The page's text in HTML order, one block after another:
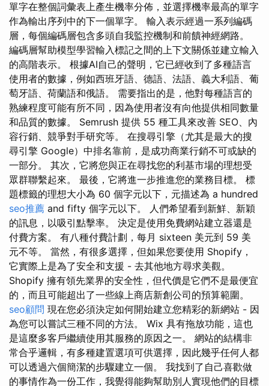
單字在整個詞彙表上產生機率分佈，並選擇機率最高的單字
作為輸出序列中的下一個單字。 輸入表示經過一系列編碼
層，每個編碼層包含多頭自我監控機制和前饋神經網路。
編碼層幫助模型學習輸入標記之間的上下文關係並建立輸入
的高階表示。 根據AI自己的聲明，它已經收到了多種語言
使用者的數據，例如西班牙語、德語、法語、義大利語、葡
萄牙語、荷蘭語和俄語。 需要指出的是，他對每種語言的
熟練程度可能有所不同，因為使用者沒有向他提供相同數量
和品質的數據。 Semrush 提供 55 種工具來改善 SEO、內
容行銷、競爭對手研究等。 在搜尋引擎（尤其是最大的搜
尋引擎 Google）中排名靠前，是成功商業行銷不可或缺的
一部分。 其次，它將您與正在尋找您的利基市場的理想受
眾群聯繫起來。 最後，它將進一步推進您的業務目標。 標
題標籤的理想大小為 60 個字元以下，元描述為 a hundred
seo推薦 and fifty 個字元以下。 人們希望看到新鮮、新穎
的訊息，以吸引點擊率。 決定是使用免費網站建立器還是
付費方案。 有八種付費計劃，每月 sixteen 美元到 59 美
元不等。 當然，有很多選擇，但如果您要使用 Shopify，
它實際上是為了安全和支援 - 去其他地方尋求美觀。
Shopify 擁有領先業界的安全性，但代價是它們不是最便宜
的，而且可能超出了一些線上商店新創公司的預算範圍。
seo顧問 現在您必須決定如何開始建立您精彩的新網站 - 因
為您可以嘗試三種不同的方法。 Wix 具有拖放功能，這也
是這麼多客戶繼續使用其服務的原因之一。 網站的結構非
常合乎邏輯，有多種建置選項可供選擇，因此幾乎任何人都
可以透過六個簡潔的步驟建立一個。 我找到了自己喜歡做
的事情作為一份工作，我覺得能夠幫助別人實現他們的目標